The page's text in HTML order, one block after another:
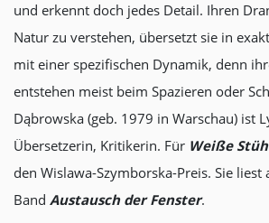
und erkennt doch jedes Detail. Ihren
Natur zu verstehen, übersetzt sie in
mit einer spezifischen Dynamik, denn
entstehen meist beim Spazieren oder
Dąbrowska (geb. 1979 in Warschau) ist
Übersetzerin, Kritikerin. Für Weiße
den Wislawa-Szymborska-Preis. Sie liest
Band Austausch der Fenster.